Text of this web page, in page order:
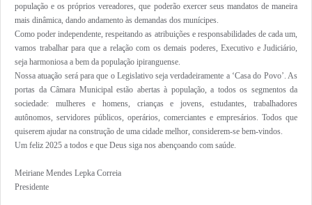
população e os próprios vereadores, que poderão exercer seus mandatos de maneira
mais dinâmica, dando andamento às demandas dos munícipes.
Como poder independente, respeitando as atribuições e responsabilidades de cada um,
vamos trabalhar para que a relação com os demais poderes, Executivo e Judiciário,
seja harmoniosa a bem da população ipiranguense.
Nossa atuação será para que o Legislativo seja verdadeiramente a ‘Casa do Povo’. As
portas da Câmara Municipal estão abertas à população, a todos os segmentos da
sociedade: mulheres e homens, crianças e jovens, estudantes, trabalhadores
autônomos, servidores públicos, operários, comerciantes e empresários. Todos que
quiserem ajudar na construção de uma cidade melhor, considerem-se bem-vindos.
Um feliz 2025 a todos e que Deus siga nos abençoando com saúde.
Meiriane Mendes Lepka Correia
Presidente